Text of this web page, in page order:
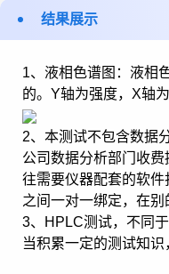
结果展示
1、液相色谱图：液相
的。Y轴为强度，X轴为
2、本测试不包含数据
公司数据分析部门收
往需要仪器配套的软
之间一对一绑定，在
3、HPLC测试，不同
当积累一定的测试知识